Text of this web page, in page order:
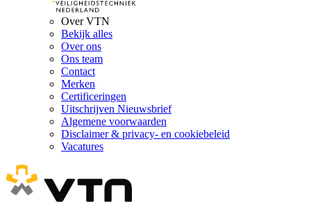
Over VTN
Bekijk alles
Over ons
Ons team
Contact
Merken
Certificeringen
Uitschrijven Nieuwsbrief
Algemene voorwaarden
Disclaimer & privacy- en cookiebeleid
Vacatures